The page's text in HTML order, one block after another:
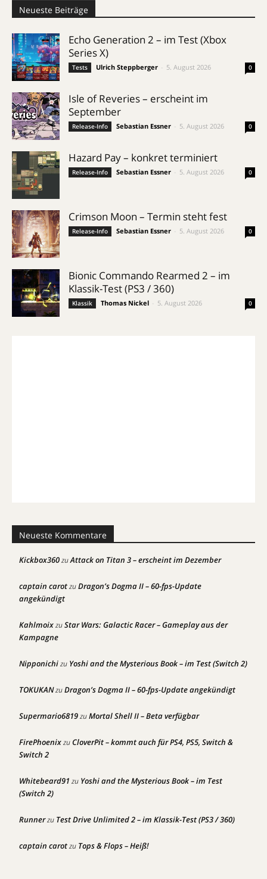
Neueste Beiträge
Echo Generation 2 – im Test (Xbox
Series X)
Tests Ulrich Steppberger 5. August 2026 0
Isle of Reveries – erscheint im
September
Release-Info Sebastian Essner 5. August 2026 0
Hazard Pay – konkret terminiert
Release-Info Sebastian Essner 5. August 2026 0
Crimson Moon – Termin steht fest
Release-Info Sebastian Essner 5. August 2026 0
Bionic Commando Rearmed 2 – im
Klassik-Test (PS3 / 360)
Klassik Thomas Nickel 5. August 2026 0
Neueste Kommentare
Kickbox360zuAttack on Titan 3 – erscheint im Dezember
captain carotzuDragon’s Dogma II – 60-fps-Update
angekündigt
KahlmoixzuStar Wars: Galactic Racer – Gameplay aus der
Kampagne
Nipponichizu Yoshi and the Mysterious Book – im Test (Switch 2)
TOKUKANzuDragon’s Dogma II – 60-fps-Update angekündigt
Supermario6819zuMortal Shell II – Beta verfügbar
FirePhoenixzuCloverPit – kommt auch für PS4, PS5, Switch &
Switch 2
Whitebeard91 zu Yoshi and the Mysterious Book – im Test
(Switch 2)
Runnerzu Test Drive Unlimited 2 – im Klassik-Test (PS3 / 360)
captain carotzu Tops & Flops – Heiß!